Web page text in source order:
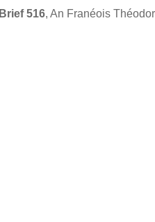
Brief 516, An Franéois